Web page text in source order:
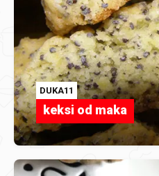
DUKA11
keksi od maka